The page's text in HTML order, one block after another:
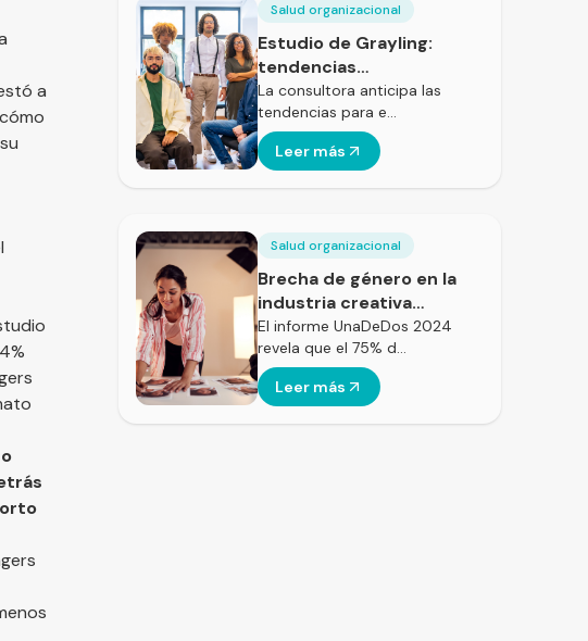
a
Salud organizacional
Estudio de Grayling:
tendencias
comunicacionales de
2025
La consultora anticipa las
tendencias para e…
Leer más
Salud organizacional
Brecha de género en la
industria creativa
española: el 75% de las
direcciones aún son
masculinas
El informe UnaDeDos 2024
revela que el 75% d…
Leer más